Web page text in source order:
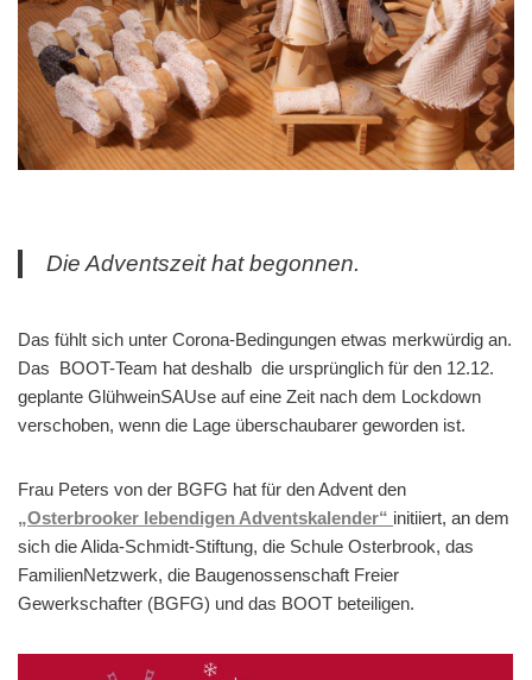
Die Adventszeit hat begonnen.
Das fühlt sich unter Corona-Bedingungen etwas merkwürdig an.
Das BOOT-Team hat deshalb die ursprünglich für den 12.12.
geplante GlühweinSAUse auf eine Zeit nach dem Lockdown
verschoben, wenn die Lage überschaubarer geworden ist.
Frau Peters von der BGFG hat für den Advent den
„Osterbrooker lebendigen Adventskalender“ initiiert, an dem
sich die Alida-Schmidt-Stiftung, die Schule Osterbrook, das
FamilienNetzwerk, die Baugenossenschaft Freier
Gewerkschafter (BGFG) und das BOOT beteiligen.